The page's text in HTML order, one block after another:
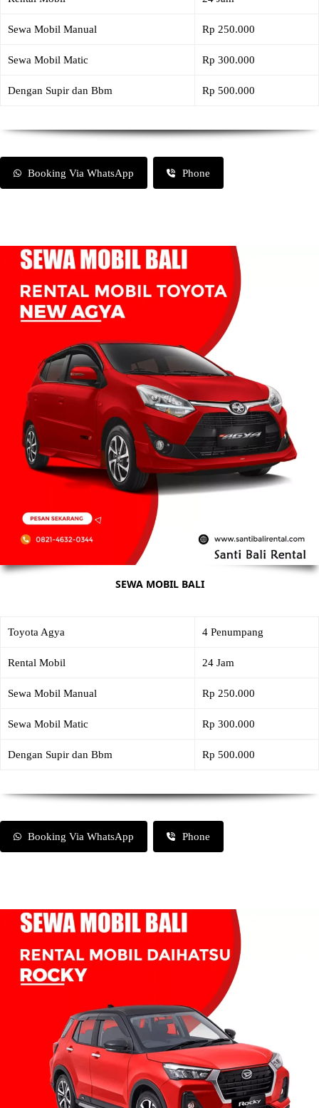
Sewa Mobil Manual Rp 250.000
Sewa Mobil Matic Rp 300.000
Dengan Supir dan Bbm Rp 500.000
Booking Via WhatsApp Phone
SEWA MOBIL BALI
Toyota Agya 4 Penumpang
Rental Mobil 24 Jam
Sewa Mobil Manual Rp 250.000
Sewa Mobil Matic Rp 300.000
Dengan Supir dan Bbm Rp 500.000
Booking Via WhatsApp Phone